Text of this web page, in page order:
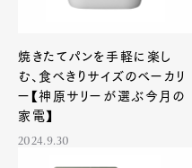
焼きたてパンを手軽に楽し
む、食べきりサイズのベーカリ
ー【神原サリーが選ぶ今月の
家電】
2024.9.30